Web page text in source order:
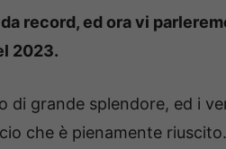
record, ed ora vi
2023.
di grande splendore, ed i
che è pienamente